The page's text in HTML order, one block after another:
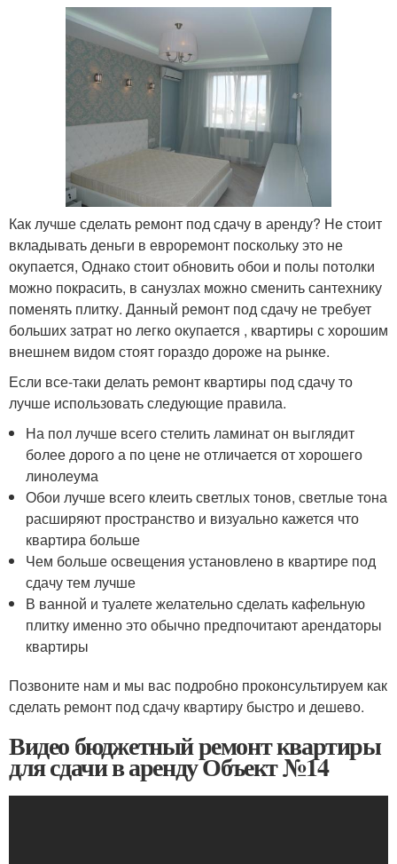
Как лучше сделать ремонт под сдачу в аренду? Не стоит
вкладывать деньги в евроремонт поскольку это не
окупается, Однако стоит обновить обои и полы потолки
можно покрасить, в санузлах можно сменить сантехнику
поменять плитку. Данный ремонт под сдачу не требует
больших затрат но легко окупается , квартиры с хорошим
внешнем видом стоят гораздо дороже на рынке.
Если все-таки делать ремонт квартиры под сдачу то
лучше использовать следующие правила.
На пол лучше всего стелить ламинат он выглядит
более дорого а по цене не отличается от хорошего
линолеума
Обои лучше всего клеить светлых тонов, светлые тона
расширяют пространство и визуально кажется что
квартира больше
Чем больше освещения установлено в квартире под
сдачу тем лучше
В ванной и туалете желательно сделать кафельную
плитку именно это обычно предпочитают арендаторы
квартиры
Позвоните нам и мы вас подробно проконсультируем как
сделать ремонт под сдачу квартиру быстро и дешево.
Видео бюджетный ремонт квартиры
для сдачи в аренду Объект №14